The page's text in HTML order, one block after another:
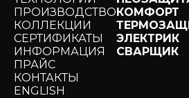
ПРОИЗВОДСТВО
КОЛЛЕКЦИИ
СЕРТИФИКАТЫ
ИНФОРМАЦИЯ
ПРАЙС
КОНТАКТЫ
ЕNGLISH
КОМФОРТ
ЭЛЕКТРИК
СВАРЩИК